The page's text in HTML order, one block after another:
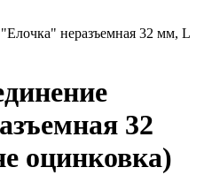
неразъемная 32 мм, L
32
оцинковка)